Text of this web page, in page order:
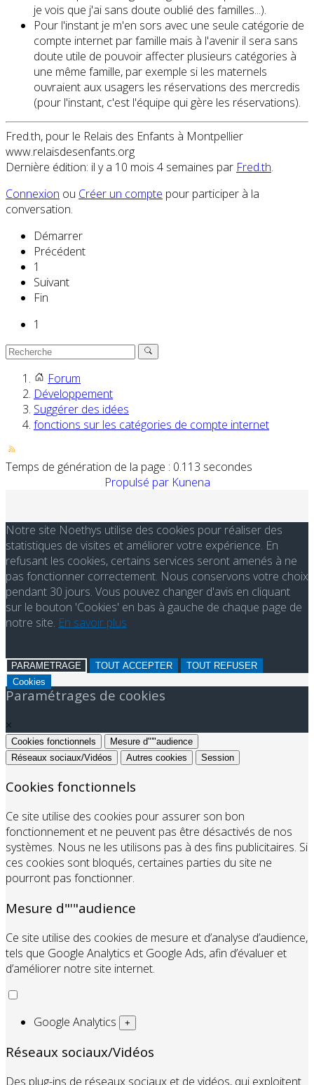
je vois que j'ai sans doute oublié des familles...).
Pour l'instant je m'en sors avec une seule catégorie de
compte internet par famille mais à l'avenir il sera sans
doute utile de pouvoir affecter plusieurs catégories à
une même famille, par exemple si les maternels
ouvraient aux usagers les réservations des mercredis
(pour l'instant, c'est l'équipe qui gère les réservations).
Fred.th, pour le Relais des Enfants à Montpellier
www.relaisdesenfants.org
Dernière édition: il y a 10 mois 4 semaines par Fred.th.
Connexion ou Créer un compte pour participer à la
conversation.
Démarrer
Précédent
1
Suivant
Fin
1
Forum
Développement
Suggérer des idées
fonctions sur les catégories de compte internet
Temps de génération de la page : 0.113 secondes
Propulsé par Kunena
Notre site Noethys utilise des cookies pour réaliser des
statistiques de visites et améliorer votre expérience. En
refusant les cookies, certains services seront amenés à ne
pas fonctionner correctement. Nous conservons votre choix
pendant 30 jours. Vous pouvez changer d'avis en cliquant
sur le bouton 'Cookies' en bas à gauche de chaque page de
notre site. En savoir plus
PARAMETRAGE TOUT ACCEPTER
TOUT REFUSER
Cookies
Paramétrages de cookies
×
Cookies fonctionnels
Mesure d"'"audience
Réseaux sociaux/Vidéos
Autres cookies Session
Cookies fonctionnels
Ce site utilise des cookies pour assurer son bon
fonctionnement et ne peuvent pas être désactivés de nos
systèmes. Nous ne les utilisons pas à des fins publicitaires. Si
ces cookies sont bloqués, certaines parties du site ne
pourront pas fonctionner.
Mesure d"'"audience
Ce site utilise des cookies de mesure et d’analyse d’audience,
tels que Google Analytics et Google Ads, afin d’évaluer et
d’améliorer notre site internet.
Google Analytics +
Réseaux sociaux/Vidéos
Des plug-ins de réseaux sociaux et de vidéos, qui exploitent